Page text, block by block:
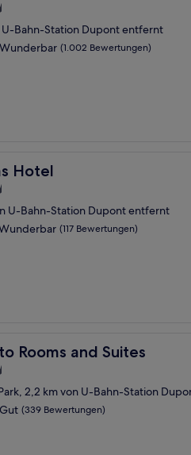
U-Bahn-Station Dupont entfernt
Wunderbar (1.002 Bewertungen)
Hotel
U-Bahn-Station Dupont entfernt
(117 Bewertungen)
Rooms and Suites
Rooms and Suites
2,2 km von U-Bahn-Station
Gut (339 Bewertungen)